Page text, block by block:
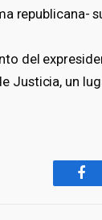
republicana-
del
Justicia, un